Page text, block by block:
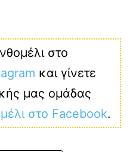
στο
και γίνετε
μας ομάδας
στο Facebook.